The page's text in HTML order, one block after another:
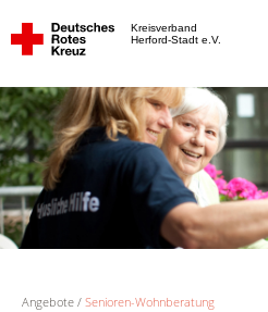
Kreisverband
Herford-Stadt e.V.
Angebote Senioren-Wohnberatung